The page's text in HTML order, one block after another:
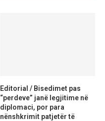
Editorial / Bisedimet pas
“perdeve” janë legjitime në
diplomaci, por para
nënshkrimit patjetër të